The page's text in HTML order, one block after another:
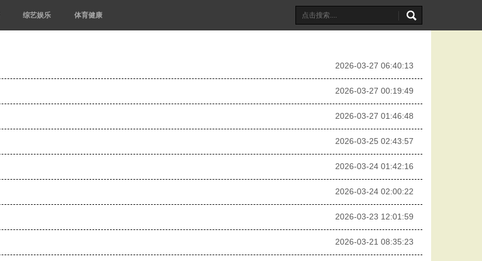
综艺娱乐 体育健康
2026-03-27 06:40:13
2026-03-27 00:19:49
2026-03-27 01:46:48
2026-03-25 02:43:57
2026-03-24 01:42:16
2026-03-24 02:00:22
2026-03-23 12:01:59
2026-03-21 08:35:23